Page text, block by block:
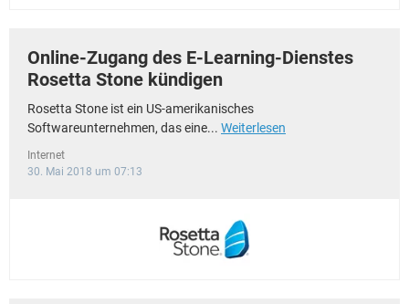
Online-Zugang des E-Learning-Dienstes
Rosetta Stone kündigen
Rosetta Stone ist ein US-amerikanisches
Softwareunternehmen, das eine... Weiterlesen
Internet
30. Mai 2018 um 07:13